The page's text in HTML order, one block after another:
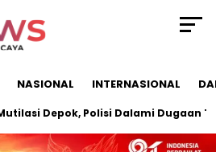
NASIONAL INTERNASIONAL
Depok, Polisi Dalami Dugaan